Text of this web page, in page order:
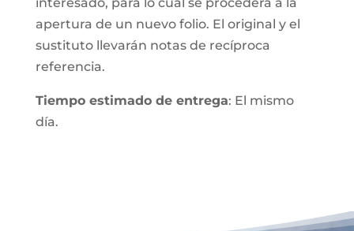
apertura de un nuevo folio. El original y el
sustituto llevarán notas de recíproca
referencia.
Tiempo estimado de entrega: El mismo
día.